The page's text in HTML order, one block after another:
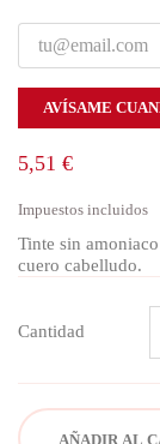
AVÍSAME
5,51 €
Impuestos incluidos
Tinte sin
cuero cabelludo.
Cantidad
AÑADIR AL